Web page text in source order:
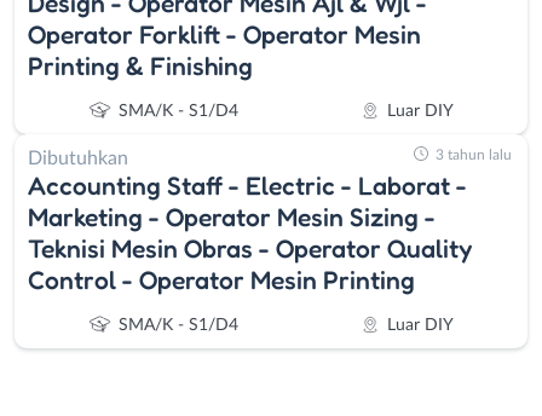
Operator Forklift - Operator Mesin
Printing & Finishing
SMA/K - S1/D4 Luar DIY
Dibutuhkan
Accounting Staff - Electric - Laborat -
Marketing - Operator Mesin Sizing -
Teknisi Mesin Obras - Operator Quality
Control - Operator Mesin Printing
SMA/K - S1/D4 Luar DIY
3 tahun lalu